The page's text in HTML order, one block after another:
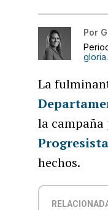
Por
La
la
Progresista
hechos.